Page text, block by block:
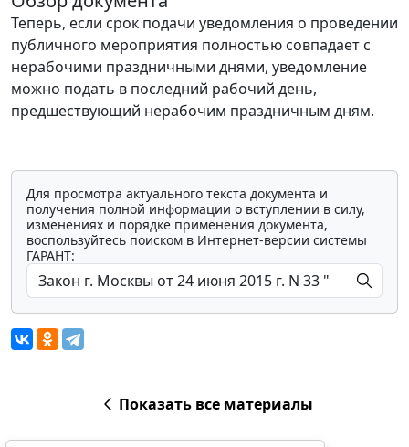
Теперь, если срок подачи уведомления о проведении
публичного мероприятия полностью совпадает с
нерабочими праздничными днями, уведомление
можно подать в последний рабочий день,
предшествующий нерабочим праздничным дням.
Для просмотра актуального текста документа и
получения полной информации о вступлении в силу,
изменениях и порядке применения документа,
воспользуйтесь поиском в Интернет-версии системы
ГАРАНТ:
Показать все материалы